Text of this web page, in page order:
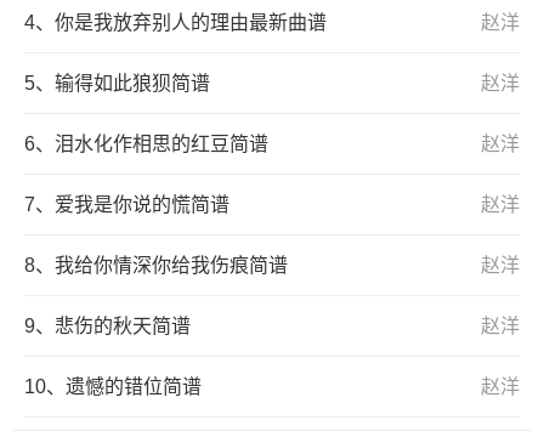
赵洋
4、 你是我放弃别人的理由最新曲谱
赵洋
5、 输得如此狼狈简谱
赵洋
6、 泪水化作相思的红豆简谱
赵洋
7、 爱我是你说的慌简谱
赵洋
8、 我给你情深你给我伤痕简谱
赵洋
9、 悲伤的秋天简谱
赵洋
10、 遗憾的错位简谱